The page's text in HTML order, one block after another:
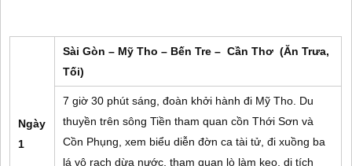
Ngày
1
Sài Gòn – Mỹ Tho – Bến Tre – Cần Thơ (Ăn Trưa,
Tối)
7 giờ 30 phút sáng, đoàn khởi hành đi Mỹ Tho. Du
thuyền trên sông Tiền tham quan cồn Thới Sơn và
Cồn Phụng, xem biểu diễn đờn ca tài tử, đi xuồng ba
lá vô rạch dừa nước, tham quan lò làm kẹo, di tích